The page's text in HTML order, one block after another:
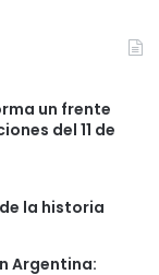
un frente
del 11 de
la historia
Argentina: